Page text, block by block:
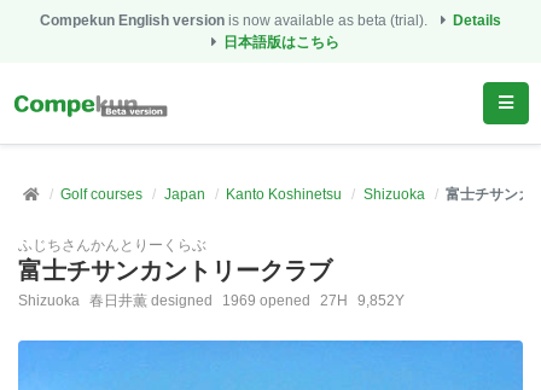
Compekun English version is now available as beta (trial).
Details
日本語版はこちら
Golf courses Japan Kanto Koshinetsu Shizuoka 富士チサンカ
ふじちさんかんとりーくらぶ
富士チサンカントリークラブ
Shizuoka 春日井薫 designed 1969 opened 27H 9,852Y